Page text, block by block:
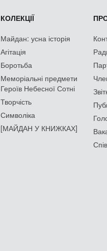
КОЛЕКЦІЇ
Майдан: усна історія
Агітація
Боротьба
Меморіальні предмети
Героїв Небесної Сотні
Творчість
Символіка
[МАЙДАН У КНИЖКАХ]